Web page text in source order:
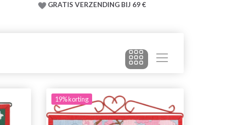
GRATIS VERZENDING BIJ 69 €
19% korting